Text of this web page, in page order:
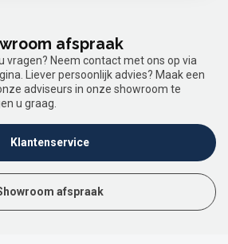
afspraak
vragen? Neem contact met ons op via
Liever persoonlijk advies? Maak een
adviseurs in onze showroom te
u graag.
Klantenservice
afspraak